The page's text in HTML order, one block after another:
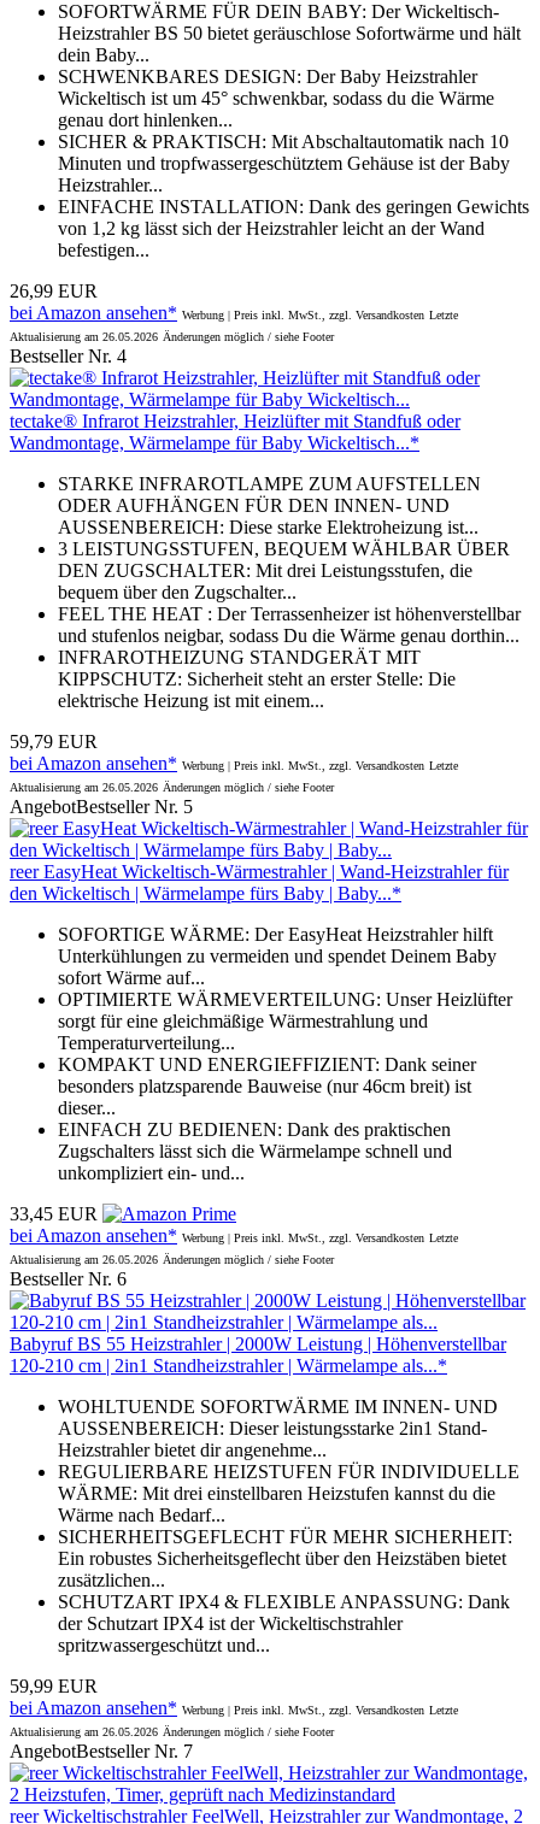
SOFORTWÄRME FÜR DEIN BABY: Der Wickeltisch-
Heizstrahler BS 50 bietet geräuschlose Sofortwärme und hält
dein Baby...
SCHWENKBARES DESIGN: Der Baby Heizstrahler
Wickeltisch ist um 45° schwenkbar, sodass du die Wärme
genau dort hinlenken...
SICHER & PRAKTISCH: Mit Abschaltautomatik nach 10
Minuten und tropfwassergeschütztem Gehäuse ist der Baby
Heizstrahler...
EINFACHE INSTALLATION: Dank des geringen Gewichts
von 1,2 kg lässt sich der Heizstrahler leicht an der Wand
befestigen...
26,99 EUR
bei Amazon ansehen* Werbung | Preis inkl. MwSt., zzgl. Versandkosten Letzte
Aktualisierung am 26.05.2026 Änderungen möglich / siehe Footer
Bestseller Nr. 4
tectake® Infrarot Heizstrahler, Heizlüfter mit Standfuß oder
Wandmontage, Wärmelampe für Baby Wickeltisch...*
STARKE INFRAROTLAMPE ZUM AUFSTELLEN
ODER AUFHÄNGEN FÜR DEN INNEN- UND
AUSSENBEREICH: Diese starke Elektroheizung ist...
3 LEISTUNGSSTUFEN, BEQUEM WÄHLBAR ÜBER
DEN ZUGSCHALTER: Mit drei Leistungsstufen, die
bequem über den Zugschalter...
FEEL THE HEAT : Der Terrassenheizer ist höhenverstellbar
und stufenlos neigbar, sodass Du die Wärme genau dorthin...
INFRAROTHEIZUNG STANDGERÄT MIT
KIPPSCHUTZ: Sicherheit steht an erster Stelle: Die
elektrische Heizung ist mit einem...
59,79 EUR
bei Amazon ansehen* Werbung | Preis inkl. MwSt., zzgl. Versandkosten Letzte
Aktualisierung am 26.05.2026 Änderungen möglich / siehe Footer
AngebotBestseller Nr. 5
reer EasyHeat Wickeltisch-Wärmestrahler | Wand-Heizstrahler für
den Wickeltisch | Wärmelampe fürs Baby | Baby...*
SOFORTIGE WÄRME: Der EasyHeat Heizstrahler hilft
Unterkühlungen zu vermeiden und spendet Deinem Baby
sofort Wärme auf...
OPTIMIERTE WÄRMEVERTEILUNG: Unser Heizlüfter
sorgt für eine gleichmäßige Wärmestrahlung und
Temperaturverteilung...
KOMPAKT UND ENERGIEFFIZIENT: Dank seiner
besonders platzsparende Bauweise (nur 46cm breit) ist
dieser...
EINFACH ZU BEDIENEN: Dank des praktischen
Zugschalters lässt sich die Wärmelampe schnell und
unkompliziert ein- und...
33,45 EUR
bei Amazon ansehen* Werbung | Preis inkl. MwSt., zzgl. Versandkosten Letzte
Aktualisierung am 26.05.2026 Änderungen möglich / siehe Footer
Bestseller Nr. 6
Babyruf BS 55 Heizstrahler | 2000W Leistung | Höhenverstellbar
120-210 cm | 2in1 Standheizstrahler | Wärmelampe als...*
WOHLTUENDE SOFORTWÄRME IM INNEN- UND
AUSSENBEREICH: Dieser leistungsstarke 2in1 Stand-
Heizstrahler bietet dir angenehme...
REGULIERBARE HEIZSTUFEN FÜR INDIVIDUELLE
WÄRME: Mit drei einstellbaren Heizstufen kannst du die
Wärme nach Bedarf...
SICHERHEITSGEFLECHT FÜR MEHR SICHERHEIT:
Ein robustes Sicherheitsgeflecht über den Heizstäben bietet
zusätzlichen...
SCHUTZART IPX4 & FLEXIBLE ANPASSUNG: Dank
der Schutzart IPX4 ist der Wickeltischstrahler
spritzwassergeschützt und...
59,99 EUR
bei Amazon ansehen* Werbung | Preis inkl. MwSt., zzgl. Versandkosten Letzte
Aktualisierung am 26.05.2026 Änderungen möglich / siehe Footer
AngebotBestseller Nr. 7
reer Wickeltischstrahler FeelWell, Heizstrahler zur Wandmontage, 2